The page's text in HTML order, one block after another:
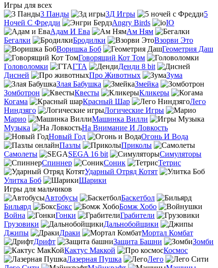
Игры для всех
3 Панды
3Д Игры
5
Ночей С Фредди
Angry Birds
IO
Адам И Ева
Ам Ням
Бегалки
Бродилки
Взорви Это
Воришка Боб
Геометрия Даш
Говорящий Кот Том
Головоломки
ГТА
Денди 8 bit
Дисней
Про Животных
Зума
Злая Бабушка
Змейка
Зомботрон
Квесты
Кликеры
Когама
Красный Шар
Лего
Ниндзяго
Логические Игры
Марио
Машинка Вилли
Музыка
На Внимание И Ловкость
Новый Год
Огонь И Вода
Пазлы
Приколы
Самолеты
SEGA 16 bit
Симуляторы
Спиннер
Соник
Тетрис
Ударный Отряд Котят
Улитка Боб
Шарики
Игры для мальчиков
Автобусы
Баскетбол
Бильярд
Бокс
Бомж Хобо
Война
Гонки
Грабители
Грузовики
Дальнобойщики
Джипы
Драки
Мортал Комбат
Дрифт
Защита Башни
Зомби
Кактус Маккой
Космос
Лазерная Пушка
Лего